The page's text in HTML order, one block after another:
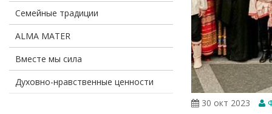
Семейные традиции
ALMA MATER
Вместе мы сила
Духовно-нравственные ценности
30 окт 2023